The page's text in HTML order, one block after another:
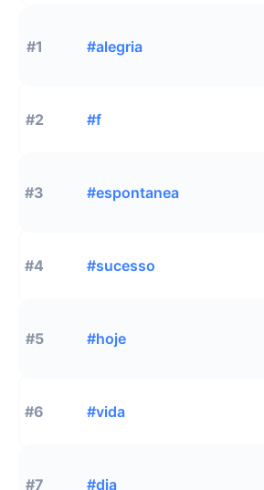
#1 #alegria
#2 #f
#3 #espontanea
#4 #sucesso
#5 #hoje
#6 #vida
#7 #dia